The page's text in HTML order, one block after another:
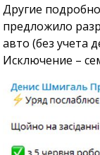
Другие
предложило
авто (без учета
Исключение –